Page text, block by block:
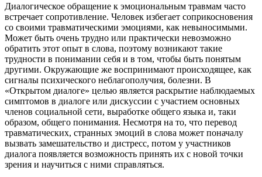
Диалогическое обращение к эмоциональным травмам часто
встречает сопротивление. Человек избегает соприкосновения
со своими травматическими эмоциями, как невыносимыми.
Может быть очень трудно или практически невозможно
обратить этот опыт в слова, поэтому возникают такие
трудности в понимании себя и в том, чтобы быть понятым
другими. Окружающие же воспринимают происходящее, как
сигналы психического неблагополучия, болезни. В
«Открытом диалоге» целью является раскрытие наблюдаемых
симптомов в диалоге или дискуссии с участием основных
членов социальной сети, выработке общего языка и, таки
образом, общего понимания. Несмотря на то, что перевод
травматических, странных эмоций в слова может поначалу
вызвать замешательство и дистресс, потом у участников
диалога появляется возможность принять их с новой точки
зрения и научиться с ними справляться.